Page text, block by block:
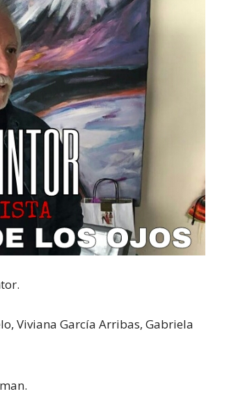
Viviana García Arribas, Gabriela